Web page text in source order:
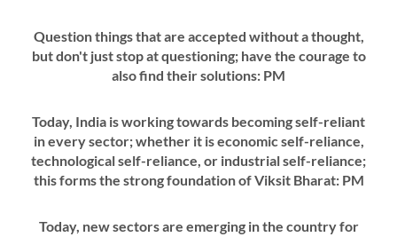
Question things that are accepted without a thought,
but don't just stop at questioning; have the courage to
also find their solutions: PM
Today, India is working towards becoming self-reliant
in every sector; whether it is economic self-reliance,
technological self-reliance, or industrial self-reliance;
this forms the strong foundation of Viksit Bharat: PM
Today, new sectors are emerging in the country for